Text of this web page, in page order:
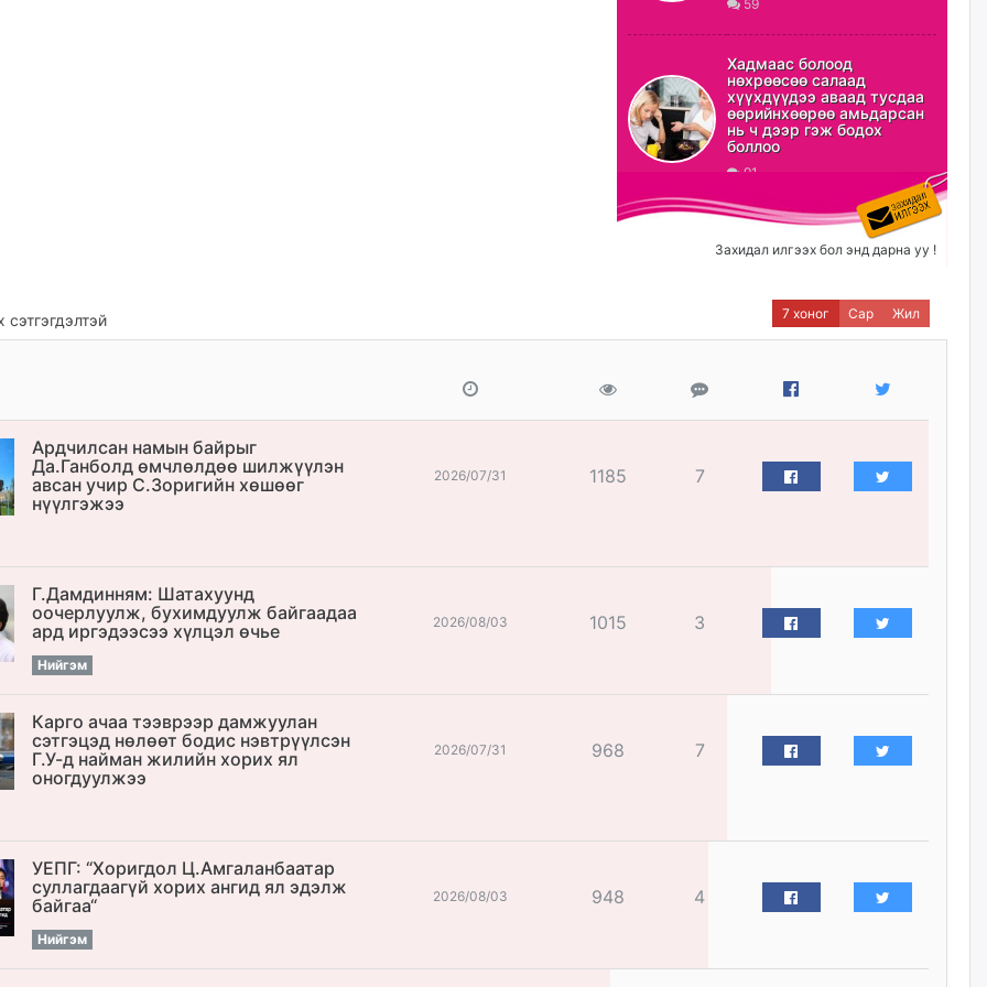
ХЗДХ-ын сайд С.Амарсайхан:
Авлигаар авсан хөрөнгийг
хурааж, нийгмийн сайн
сайхны хөгжилд зориулах
бөгөөд үүнийг хэд хэдэн эрх
бүхий байгууллагаас санал авна
өчигдѳр
Шатахууныг олдож байгаа
газраас нь л авч байна. Үнэ
тарифаас илүү хангамж дээр
анхаарч байна
Ц.Будханд: Дүүгээ гараад
долоон сарын хугацаа
Барилгын салбарын 100
Монгол Улсад 162 вагон - 9720
тонн АИ-92 орж иржээ
долларын санхүүжилтийн
эцсийн гэрээг есдүгээр сард
байгуулбал Тавантолгойн
Ханын материалд эхний
ээлжийн 6 блок орон сууцны
өчигдѳр
59
Хадмаас болоод
нөхрөөсөө салаад
хүүхдүүдээ аваад тусдаа
өөрийнхөөрөө амьдарсан
нь ч дээр гэж бодох
боллоо
91
Захидал илгээх бол энд дарна уу !
7 хоног Сар Жил
Ардчилсан намын байрыг
Да.Ганболд өмчлөлдөө шилжүүлэн
авсан учир С.Зоригийн хөшөөг
нүүлгэжээ
2026/07/31 1185 7
Г.Дамдинням: Шатахуунд
оочерлуулж, бухимдуулж байгаадаа
ард иргэдээсээ хүлцэл өчье
Нийгэм
2026/08/03 1015 3
Карго ачаа тээврээр дамжуулан
сэтгэцэд нөлөөт бодис нэвтрүүлсэн
Г.У-д найман жилийн хорих ял
оногдуулжээ
2026/07/31 968 7
УЕПГ: “Хоригдол Ц.Амгаланбаатар
cуллагдаагүй хорих ангид ял эдэлж
байгаа“
Нийгэм
2026/08/03 948 4